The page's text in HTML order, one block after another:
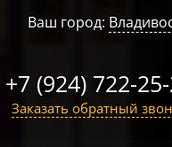
Ваш город:
+7 (924) 722-
Заказать обратный